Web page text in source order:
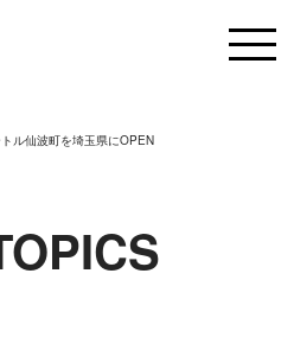
ル仙波町を埼玉県にOPEN